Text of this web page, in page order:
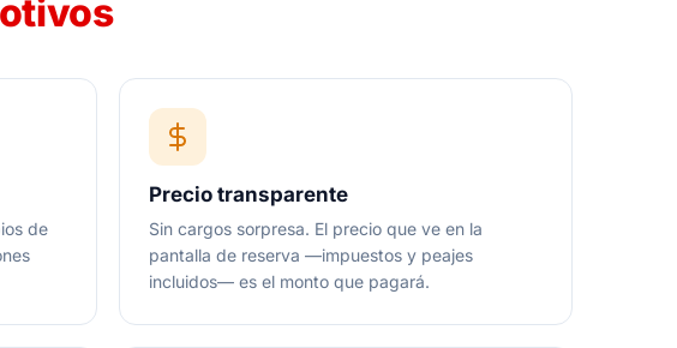
de
Precio transparente
Sin cargos sorpresa. El precio que ve en la
pantalla de reserva —impuestos y peajes
incluidos— es el monto que pagará.